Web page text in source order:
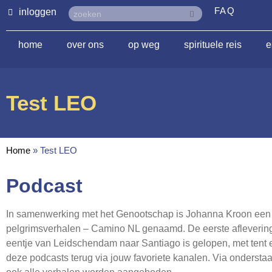
inloggen FAQ
home over ons op weg spirituele reis
Test LEO
Home » Test LEO
Podcast
In samenwerking met het Genootschap is Johanna Kroon
pelgrimsverhalen – Camino NL genaamd. De eerste
eentje van Leidschendam naar Santiago is gelopen, met tent
deze podcasts terug via jouw favoriete kanalen. Via